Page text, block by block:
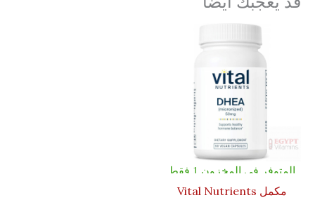
المتوفر في المخزون 1 فقط
مكمل Vital Nutrients